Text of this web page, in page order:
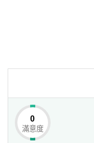
球
網
0
滿意度